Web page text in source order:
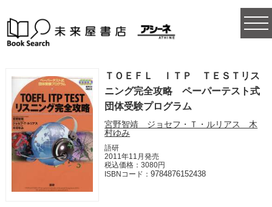
ＴＯＥＦＬ ＩＴＰ ＴＥＳＴリス
ニング完全攻略 ペーパーテスト式
団体受験プログラム
宮野智靖 ジョセフ・Ｔ・ルリアス 木
村ゆみ
語研
2011年11月発売
税込価格：3080円
ISBNコード：9784876152438